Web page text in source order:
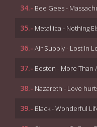
34.- Bee Gees -
35.- Metallica - Nothing
36.- Air Supply - Lost In
37.- Boston - More Than
38.- Nazareth - Love
39.- Black - Wonderful